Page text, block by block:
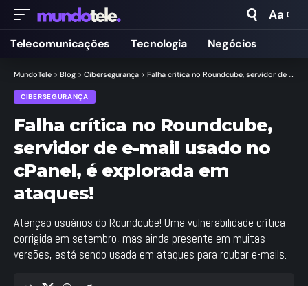
Aa
Telecomunicações Tecnologia Negócios
MundoTele > Blog > Cibersegurança > Falha crítica no Roundcube, servidor de e-mail usado no cPanel, é explorada em ataques!
CIBERSEGURANÇA
Falha crítica no Roundcube,
servidor de e-mail usado no
cPanel, é explorada em
ataques!
Atenção usuários do Roundcube! Uma vulnerabilidade crítica
corrigida em setembro, mas ainda presente em muitas
versões, está sendo usada em ataques para roubar e-mails.